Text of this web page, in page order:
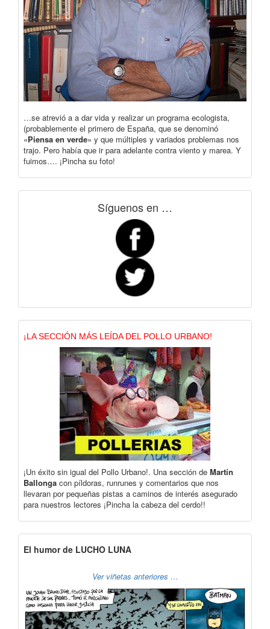
…se atrevió a a dar vida y realizar un programa ecologista,
(probablemente el primero de España, que se denominó
«Piensa en verde» y que múltiples y variados problemas nos
trajo. Pero había que ir para adelante contra viento y marea. Y
fuimos…. ¡Pincha su foto!
Síguenos en …
¡LA SECCIÓN MÁS LEÍDA DEL POLLO URBANO!
¡Un éxito sin igual del Pollo Urbano!. Una sección de Martín
Ballonga con píldoras, runrunes y comentarios que nos
llevaran por pequeñas pistas a caminos de interés asegurado
para nuestros lectores ¡Pincha la cabeza del cerdo!!
El humor de LUCHO LUNA
Ver viñetas anteriores …